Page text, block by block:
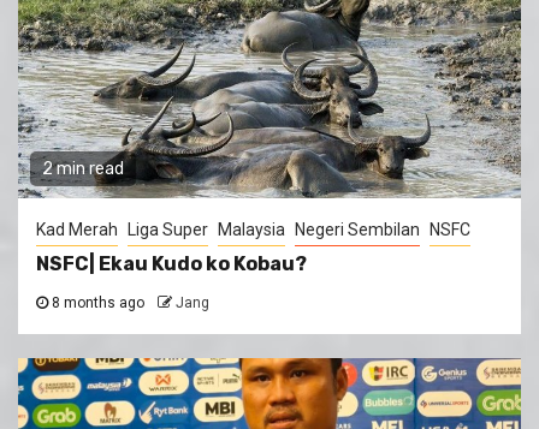
2 min read
Kad Merah Liga Super Malaysia Negeri Sembilan NSFC
NSFC| Ekau Kudo ko Kobau?
8 months ago Jang